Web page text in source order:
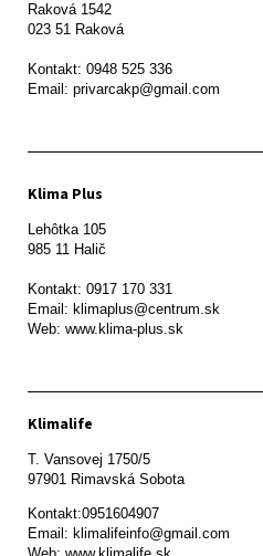
Raková 1542
023 51 Raková
Kontakt: 0948 525 336
Email: privarcakp@gmail.com
Klima Plus
Lehôtka 105
985 11 Halič
Kontakt: 0917 170 331
Email: klimaplus@centrum.sk
Klimalife
T. Vansovej 1750/5
97901 Rimavská Sobota
Kontakt:0951604907
Email: klimalifeinfo@gmail.com